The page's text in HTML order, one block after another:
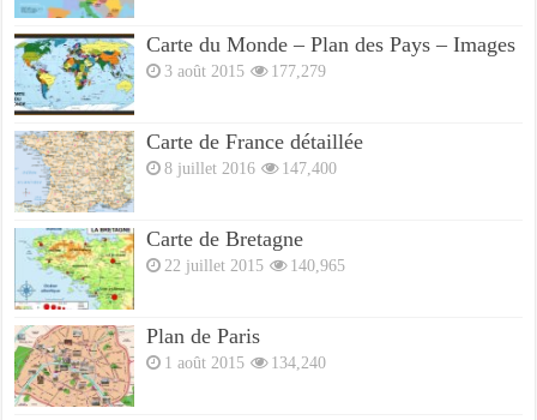
Carte du Monde – Plan des Pays – Images
3 août 2015 177,279
Carte de France détaillée
8 juillet 2016 147,400
Carte de Bretagne
22 juillet 2015 140,965
Plan de Paris
1 août 2015 134,240